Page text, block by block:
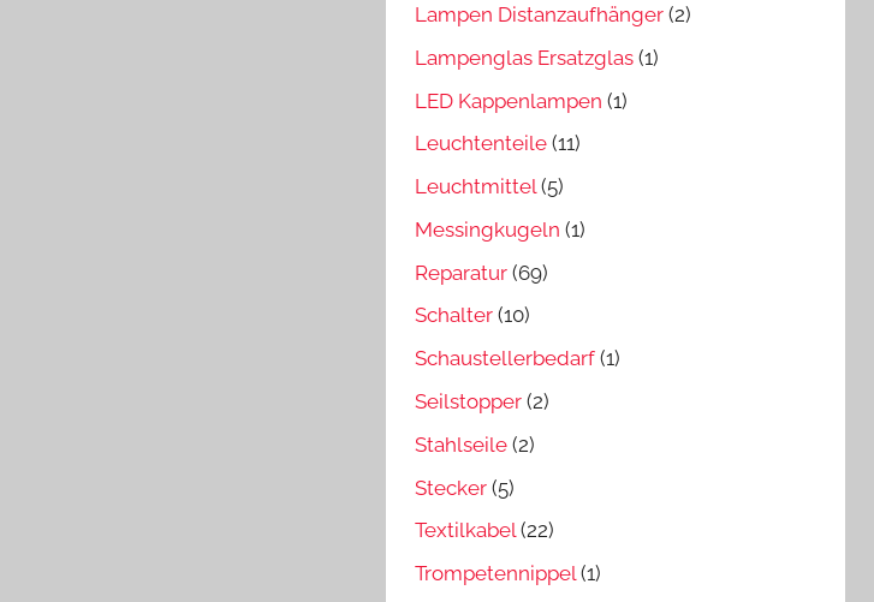
Lampen Distanzaufhänger (2)
Lampenglas Ersatzglas (1)
LED Kappenlampen (1)
Leuchtenteile (11)
Leuchtmittel(5)
Messingkugeln (1)
Reparatur (69)
Schalter (10)
Schaustellerbedarf (1)
Seilstopper (2)
Stahlseile (2)
Stecker (5)
Textilkabel(22)
Trompetennippel(1)